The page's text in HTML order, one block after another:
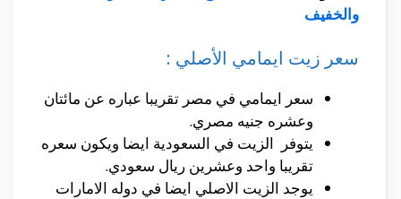
والخفيف
سعر زيت ايمامي الأصلي :
سعر ايمامي في مصر تقريبا عباره عن مائتان
وعشره جنيه مصري.
يتوفر الزيت في السعودية ايضا ويكون سعره
تقريبا واحد وعشرين ريال سعودي.
يوجد الزيت الاصلي ايضا في دوله الامارات